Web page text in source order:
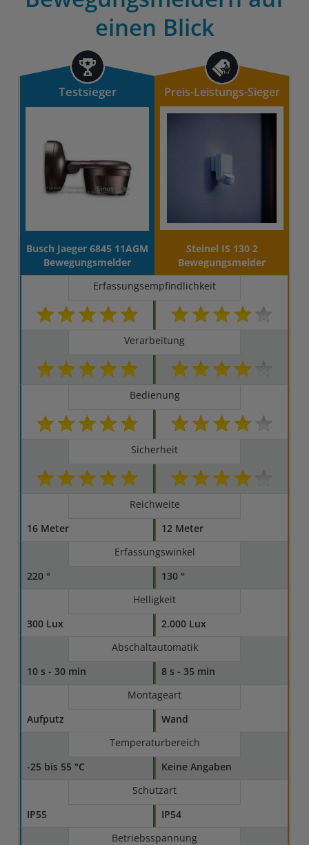
einen Blick
Testsieger Preis-Leistungs-Sieger
Busch Jaeger 6845 11AGM
Bewegungsmelder
Steinel IS 130 2
Bewegungsmelder
Erfassungsempfindlichkeit
Verarbeitung
Bedienung
Sicherheit
Reichweite
16 Meter
12 Meter
Erfassungswinkel
220 °
130 °
Helligkeit
300 Lux
2.000 Lux
Abschaltautomatik
10 s - 30 min
8 s - 35 min
Montageart
Aufputz
Wand
Temperaturbereich
-25 bis 55 °C
Keine Angaben
Schutzart
IP55
IP54
Betriebsspannung